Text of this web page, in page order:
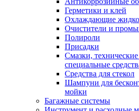
Герметики и клей
Охлаждающие
Очистители и
Полироли
Присадки
Смазки,
специальные
Средства для стекол
Шампуни для
мойки
Багажные системы